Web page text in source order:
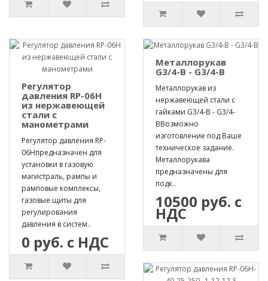
Регулятор
давления RP-06H
из нержавеющей
стали с
манометрами
Регулятор давления RP-
06Hпредназначен для
установки в газовую
магистраль, рампы и
рамповые комплексы,
газовые щиты для
регулирования
давления в систем..
0 руб. с НДС
Металлорукав
G3/4-B - G3/4-B
Металлорукав из
нержавеющей стали с
гайками G3/4-B - G3/4-
BВозможно
изготовление под Ваше
техническое задание.
Металлорукава
предназначены для
подк..
10500 руб. с
НДС